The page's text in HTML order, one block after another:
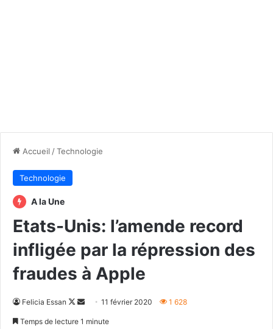
Accueil /Technologie
Technologie
A la Une
Etats-Unis: l’amende record
infligée par la répression des
fraudes à Apple
Felicia Essan
Follow
Envoyer11 février 2020 1 628
Temps de lecture 1 minute